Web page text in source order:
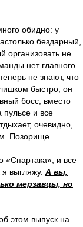
обидно: у
бездарный,
организовать не
нет главного
не знают, что
быстро, он
босс, вместо
пульсе и все
очевидно,
Позорище.
«Спартака», и все
выгляжу. А вы,
мерзавцы, но
этом выпуск на